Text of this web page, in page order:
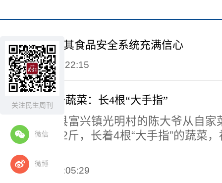
关注民生周刊
微信
微博
Synlait乳业对其食品安全系统充满信心
2015-03-11 14:22:15
大爷种29斤奇蔬菜：长4根“大手指”
日前，中江县富兴镇光明村的陈大爷从自
厘米、重29 2斤，长着4根“大手指”的蔬菜
2015-03-10 14:05:29